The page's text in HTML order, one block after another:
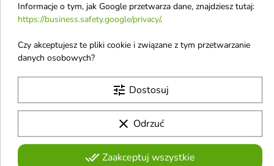
Toner Pads
kolagenowe Płatki
ujędrniające do twarzy
60 sztuk
wspierają nawilżenie, jędrność i
wodą kolagenową, ekstraktem
kolagenowym, kwasem
elastyny, Galactomyces i
peptydami pomaga wygładzić,
zregenerować i ukoić cerę
One Step Mild
Cleansing Pad Płatki
Oczyszczające do
które skutecznie usuwają
makijaż i zanieczyszczenia,
pozostawiając skórę
odświeżoną i czystą
19,44 £
Obecnie brak na stanie favorite_border
Informacje o tym, jak Google przetwarza dane, znajdziesz tutaj:
https://business.safety.google/privacy/.
Czy akceptujesz te pliki cookie i związane z tym przetwarzanie
danych osobowych?
tune Dostosuj
clear Odrzuć
done_allZaakceptuj wszystkie